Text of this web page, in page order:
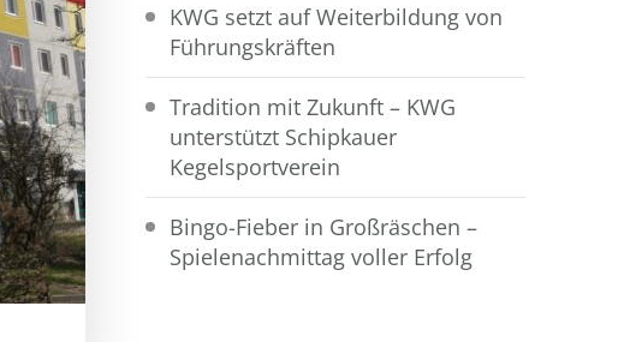
KWG setzt auf Weiterbildung von
Führungskräften
Tradition mit Zukunft – KWG
unterstützt Schipkauer
Kegelsportverein
Bingo-Fieber in Großräschen –
Spielenachmittag voller Erfolg